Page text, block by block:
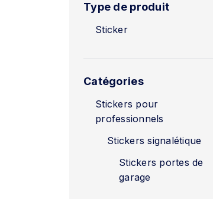
Type de produit
Sticker
Catégories
Stickers pour
professionnels
Stickers signalétique
Stickers portes de
garage